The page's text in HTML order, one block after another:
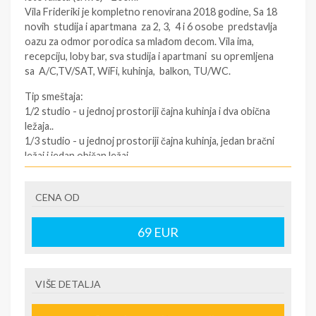
Vila Frideriki je kompletno renovirana 2018 godine, Sa 18
novih studija i apartmana za 2, 3, 4 i 6 osobe predstavlja
oazu za odmor porodica sa mlađom decom. Vila ima,
recepciju, loby bar, sva studija i apartmani su opremljena
sa A/C,TV/SAT, WiFi, kuhinja, balkon, TU/WC.
Tip smeštaja:
1/2 studio - u jednoj prostoriji čajna kuhinja i dva obična
ležaja..
1/3 studio - u jednoj prostoriji čajna kuhinja, jedan bračni
ležaj i jedan običan ležaj.
1/4 apartman - u jednoj prostoriji čajna kuhinja i jedan
ležaja od našeg standarda.
Grčki standard za normalni ležaj je 185cm-200cm sa 75-
CENA OD
69 EUR
VIŠE DETALJA